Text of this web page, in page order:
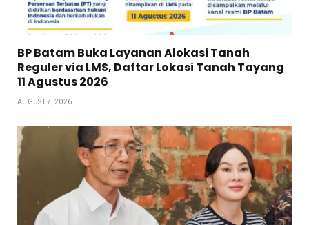
BP Batam Buka Layanan Alokasi Tanah
Reguler via LMS, Daftar Lokasi Tanah Tayang
11 Agustus 2026
AUGUST 7, 2026